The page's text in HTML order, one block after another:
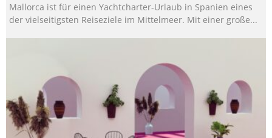
Mallorca ist für einen Yachtcharter-Urlaub in Spanien eines
der vielseitigsten Reiseziele im Mittelmeer. Mit einer große...